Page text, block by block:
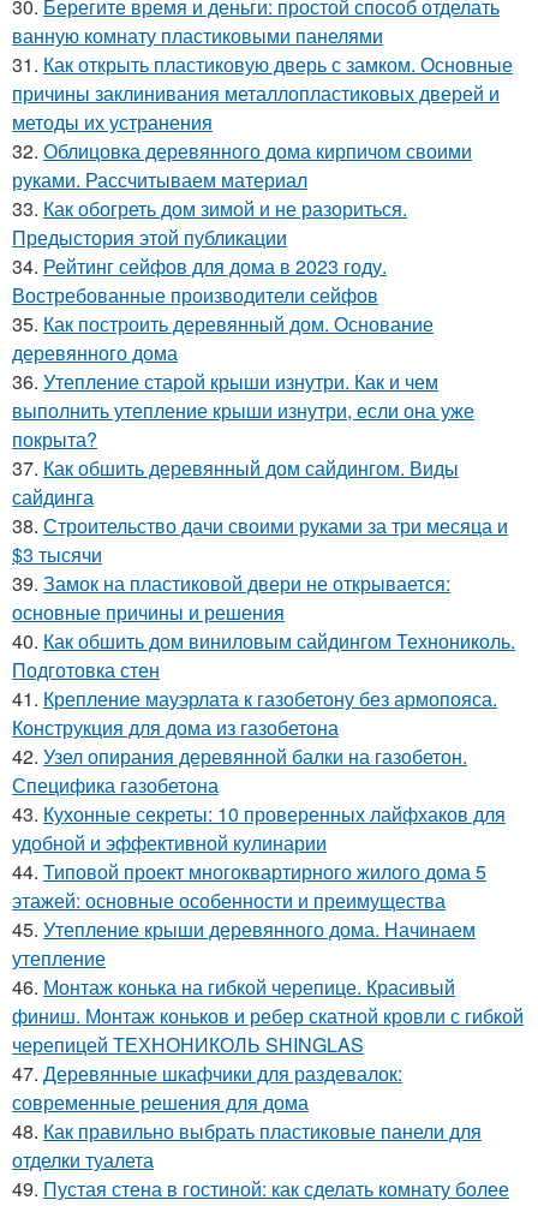
30. Берегите время и деньги: простой способ отделать
ванную комнату пластиковыми панелями
31. Как открыть пластиковую дверь с замком. Основные
причины заклинивания металлопластиковых дверей и
методы их устранения
32. Облицовка деревянного дома кирпичом своими
руками. Рассчитываем материал
33. Как обогреть дом зимой и не разориться.
Предыстория этой публикации
34. Рейтинг сейфов для дома в 2023 году.
Востребованные производители сейфов
35. Как построить деревянный дом. Основание
деревянного дома
36. Утепление старой крыши изнутри. Как и чем
выполнить утепление крыши изнутри, если она уже
покрыта?
37. Как обшить деревянный дом сайдингом. Виды
сайдинга
38. Строительство дачи своими руками за три месяца и
$3 тысячи
39. Замок на пластиковой двери не открывается:
основные причины и решения
40. Как обшить дом виниловым сайдингом Технониколь.
Подготовка стен
41. Крепление мауэрлата к газобетону без армопояса.
Конструкция для дома из газобетона
42. Узел опирания деревянной балки на газобетон.
Специфика газобетона
43. Кухонные секреты: 10 проверенных лайфхаков для
удобной и эффективной кулинарии
44. Типовой проект многоквартирного жилого дома 5
этажей: основные особенности и преимущества
45. Утепление крыши деревянного дома. Начинаем
утепление
46. Монтаж конька на гибкой черепице. Красивый
финиш. Монтаж коньков и ребер скатной кровли с гибкой
черепицей ТЕХНОНИКОЛЬ SHINGLAS
47. Деревянные шкафчики для раздевалок:
современные решения для дома
48. Как правильно выбрать пластиковые панели для
отделки туалета
49. Пустая стена в гостиной: как сделать комнату более